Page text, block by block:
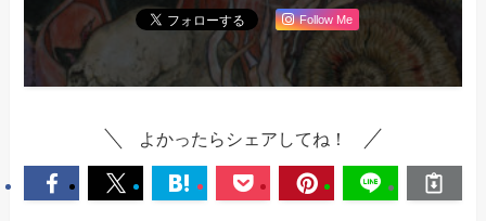
Follow Me
よかったらシェアしてね！